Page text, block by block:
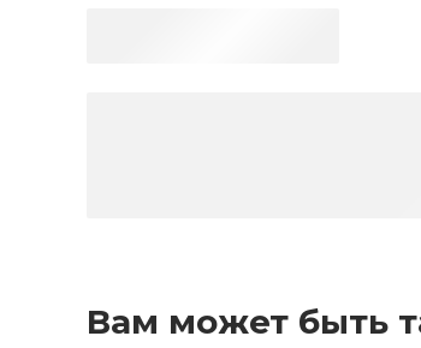
Вам может быть